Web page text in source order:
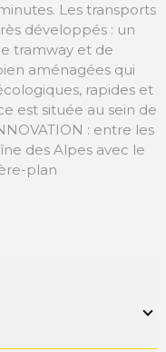
Les transports
développés : un
tramway et de
aménagées qui
rapides et
est située au sein de
: entre les
des Alpes avec le
plan